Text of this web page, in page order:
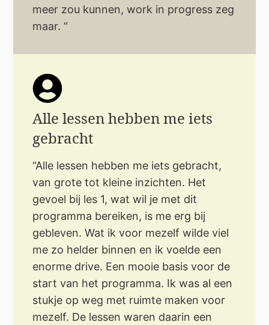
meer zou kunnen, work in progress zeg
maar. “
Alle lessen hebben me iets
gebracht
“Alle lessen hebben me iets gebracht,
van grote tot kleine inzichten. Het
gevoel bij les 1, wat wil je met dit
programma bereiken, is me erg bij
gebleven. Wat ik voor mezelf wilde viel
me zo helder binnen en ik voelde een
enorme drive. Een mooie basis voor de
start van het programma. Ik was al een
stukje op weg met ruimte maken voor
mezelf. De lessen waren daarin een